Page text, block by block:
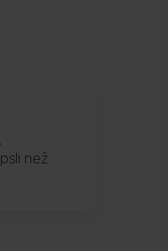
než